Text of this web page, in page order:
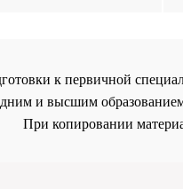
к первичной
и высшим
При копировании